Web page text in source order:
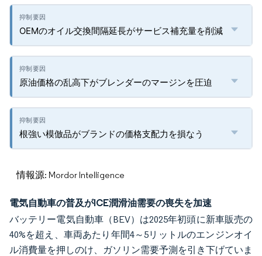
OEMのオイル交換間隔延長がサービス補充量を削減
原油価格の乱高下がブレンダーのマージンを圧迫
根強い模倣品がブランドの価格支配力を損なう
情報源: Mordor Intelligence
電気自動車の普及がICE潤滑油需要の喪失を加速
バッテリー電気自動車（BEV）は2025年初頭に新車販売の
40%を超え、車両あたり年間4～5リットルのエンジンオイ
ル消費量を押しのけ、ガソリン需要予測を引き下げていま